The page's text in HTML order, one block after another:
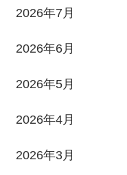
2026年7月
2026年6月
2026年5月
2026年4月
2026年3月